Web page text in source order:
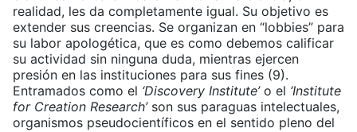
realidad, les da completamente igual. Su objetivo es
extender sus creencias. Se organizan en “lobbies” para
su labor apologética, que es como debemos calificar
su actividad sin ninguna duda, mientras ejercen
presión en las instituciones para sus fines (9).
Entramados como el ‘Discovery Institute’ o el ‘Institute
for Creation Research’ son sus paraguas intelectuales,
organismos pseudocientíficos en el sentido pleno del